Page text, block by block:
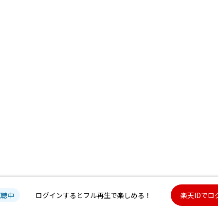
中 ログインするとフル再生で楽しめる！ 楽天IDでロ